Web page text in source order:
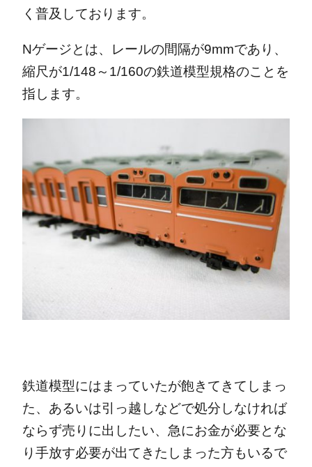
く普及しております。
Nゲージとは、レールの間隔が9mmであり、
縮尺が1/148～1/160の鉄道模型規格のことを
指します。
鉄道模型にはまっていたが飽きてきてしまっ
た、あるいは引っ越しなどで処分しなければ
ならず売りに出したい、急にお金が必要とな
り手放す必要が出てきたしまった方もいるで